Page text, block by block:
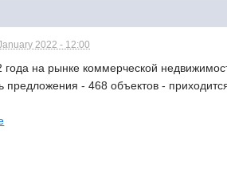
2022 - 12:00
года на рынке коммерческой
предложения - 468 объектов -